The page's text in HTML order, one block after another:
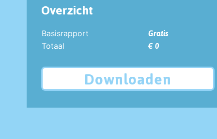
Overzicht
Basisrapport
Gratis
Totaal
€ 0
Downloaden